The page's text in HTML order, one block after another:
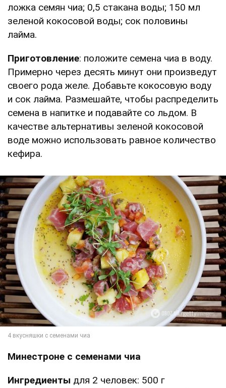
ложка семян чиа; 0,5 стакана воды; 150 мл
зеленой кокосовой воды; сок половины
лайма.
Приготовление: положите семена чиа в воду.
Примерно через десять минут они произведут
своего рода желе. Добавьте кокосовую воду
и сок лайма. Размешайте, чтобы распределить
семена в напитке и подавайте со льдом. В
качестве альтернативы зеленой кокосовой
воде можно использовать равное количество
кефира.
Минестроне с семенами чиа
Ингредиенты для 2 человек: 500 г